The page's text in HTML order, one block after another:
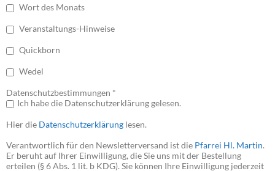
Wort des Monats
Veranstaltungs-Hinweise
Quickborn
Wedel
Datenschutzbestimmungen *
Ich habe die Datenschutzerklärung gelesen.
Hier die Datenschutzerklärung lesen.
Verantwortlich für den Newsletterversand ist die Pfarrei Hl. Martin.
Er beruht auf Ihrer Einwilligung, die Sie uns mit der Bestellung
erteilen (§ 6 Abs. 1 lit. b KDG). Sie können Ihre Einwilligung jederzeit